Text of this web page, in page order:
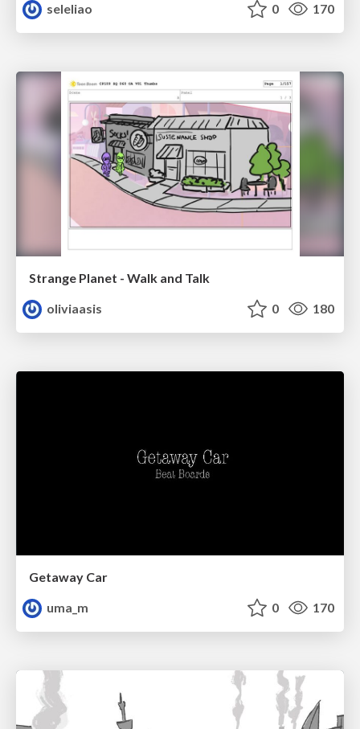
seleliao
0 170
Strange Planet - Walk and Talk
oliviaasis
0 180
Getaway Car
uma_m
0 170